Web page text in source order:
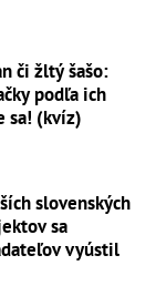
či žltý šašo:
podľa ich
sa! (kvíz)
slovenských
sa
vyústil